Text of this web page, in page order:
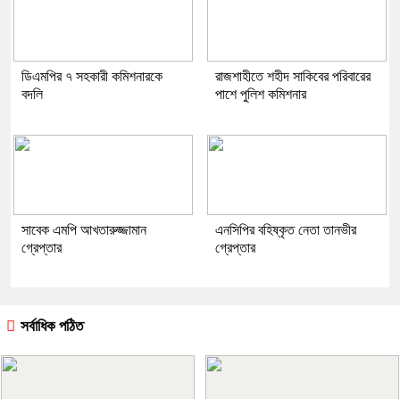
ডিএমপির ৭ সহকারী কমিশনারকে
বদলি
রাজশাহীতে শহীদ সাকিবের পরিবারের
পাশে পুলিশ কমিশনার
সাবেক এমপি আখতারুজ্জামান
গ্রেপ্তার
এনসিপির বহিষ্কৃত নেতা তানভীর
গ্রেপ্তার
সর্বাধিক পঠিত